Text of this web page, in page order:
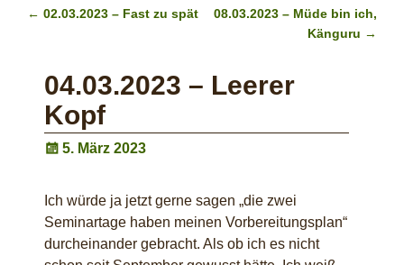
← 02.03.2023 – Fast zu spät
08.03.2023 – Müde bin ich,
Känguru →
04.03.2023 – Leerer
Kopf
5. März 2023
Ich würde ja jetzt gerne sagen „die zwei
Seminartage haben meinen Vorbereitungsplan“
durcheinander gebracht. Als ob ich es nicht